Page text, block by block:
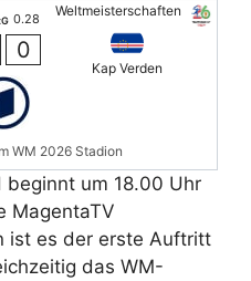
Weltmeisterschaften
0.28
0
Kap Verden
WM 2026 Stadion
beginnt um 18.00 Uhr
MagentaTV
ist es der erste Auftritt
das WM-